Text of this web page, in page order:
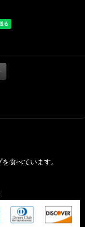
食べています。